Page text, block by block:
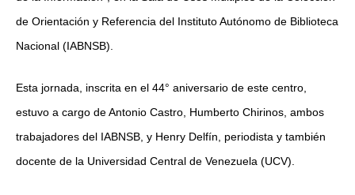
de Orientación y Referencia del Instituto Autónomo de Biblioteca
Nacional (IABNSB).
Esta jornada, inscrita en el 44° aniversario de este centro,
estuvo a cargo de Antonio Castro, Humberto Chirinos, ambos
trabajadores del IABNSB, y Henry Delfín, periodista y también
docente de la Universidad Central de Venezuela (UCV).